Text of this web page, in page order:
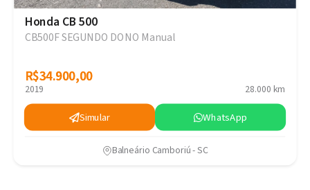
Honda CB 500
CB500F SEGUNDO DONO Manual
R$34.900,00
R$34.900,00
2019 28.000 km
Simular WhatsApp
Balneário Camboriú - SC